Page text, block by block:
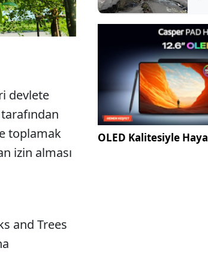
devlete
toplamak
izin alması
and Trees
OLED Kalitesiyle